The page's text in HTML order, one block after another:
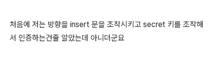
처음에 저는 방향을 insert 문을 조작시키고 secret 키를 조작해
서 인증하는건줄 알았는데 아니더군요